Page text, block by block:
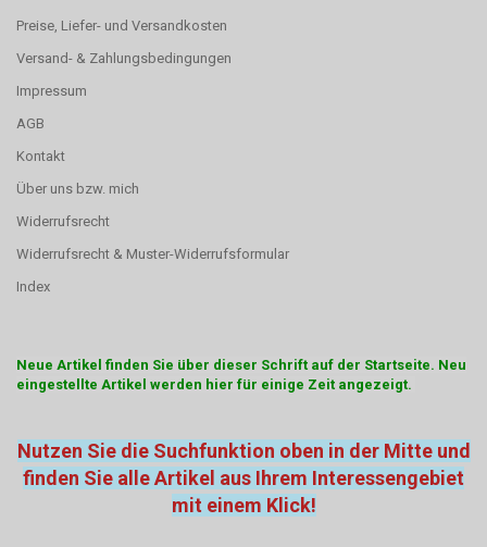
Preise, Liefer- und Versandkosten
Versand- & Zahlungsbedingungen
Impressum
AGB
Kontakt
Über uns bzw. mich
Widerrufsrecht
Widerrufsrecht & Muster-Widerrufsformular
Index
Neue Artikel finden Sie über dieser Schrift auf der Startseite. Neu
eingestellte Artikel werden hier für einige Zeit angezeigt.
Nutzen Sie die Suchfunktion oben in der Mitte und
finden Sie alle Artikel aus Ihrem Interessengebiet
mit einem Klick!